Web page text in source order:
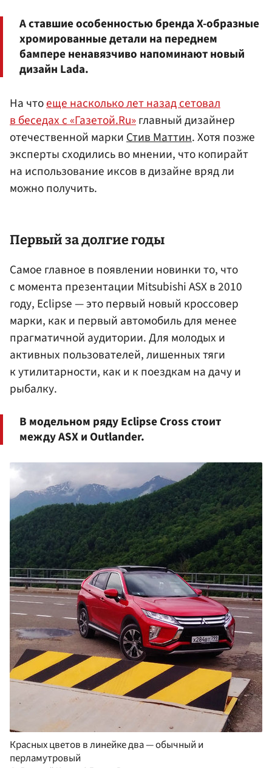
А ставшие особенностью бренда X-образные
хромированные детали на переднем
бампере ненавязчиво напоминают новый
дизайн Lada.
На чтоеще насколько лет назад сетовал
в беседах с «Газетой.Ru»главный дизайнер
отечественной маркиСтив Маттин. Хотя позже
эксперты сходились во мнении, что копирайт
на использование иксов в дизайне вряд ли
можно получить.
Первый за долгие годы
Самое главное в появлении новинки то, что
с момента презентации Mitsubishi ASX в 2010
году, Eclipse — это первый новый кроссовер
марки, как и первый автомобиль для менее
прагматичной аудитории. Для молодых и
активных пользователей, лишенных тяги
к утилитарности, как и к поездкам на дачу и
рыбалку.
В модельном ряду Eclipse Cross стоит
между ASX и Outlander.
Красных цветов в линейке два — обычный и
перламутровый